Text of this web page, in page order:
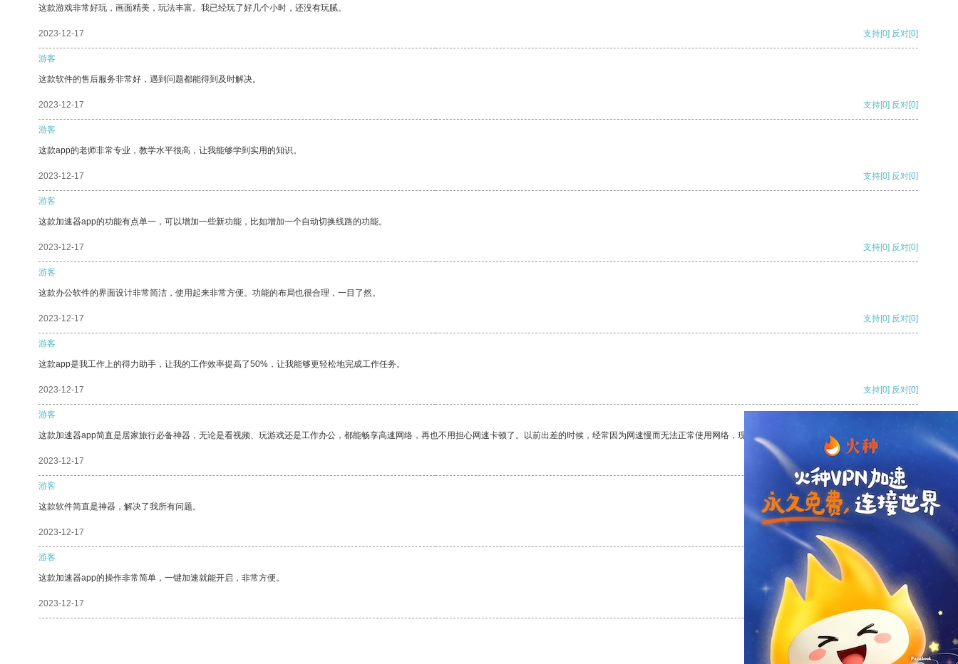
这款游戏非常好玩，画面精美，玩法丰富。我已经玩了好几个小时，还没有玩腻。
2023-12-17 支持[0] 反对[0]
游客
这款软件的售后服务非常好，遇到问题都能得到及时解决。
2023-12-17 支持[0] 反对[0]
游客
这款app的老师非常专业，教学水平很高，让我能够学到实用的知识。
2023-12-17 支持[0] 反对[0]
游客
这款加速器app的功能有点单一，可以增加一些新功能，比如增加一个自动切换线路的功能。
2023-12-17 支持[0] 反对[0]
游客
这款办公软件的界面设计非常简洁，使用起来非常方便。功能的布局也很合理，一目了然。
2023-12-17 支持[0] 反对[0]
游客
这款app是我工作上的得力助手，让我的工作效率提高了50%，让我能够更轻松地完成工作任务。
2023-12-17 支持[0] 反对[0]
游客
这款加速器app简直是居家旅行必备神器，无论是看视频、玩游戏还是工作办公，都能畅享高速网络，再也不用担心网速卡顿了。以前出差的时候，经常因为网速慢而无法正常使用网络，现在有了这个app，我再也不用担心了。
2023-12-17
游客
这款软件简直是神器，解决了我所有问题。
2023-12-17 反对
游客
这款加速器app的操作非常简单，一键加速就能开启，非常方便。
2023-12-17 反对[0]